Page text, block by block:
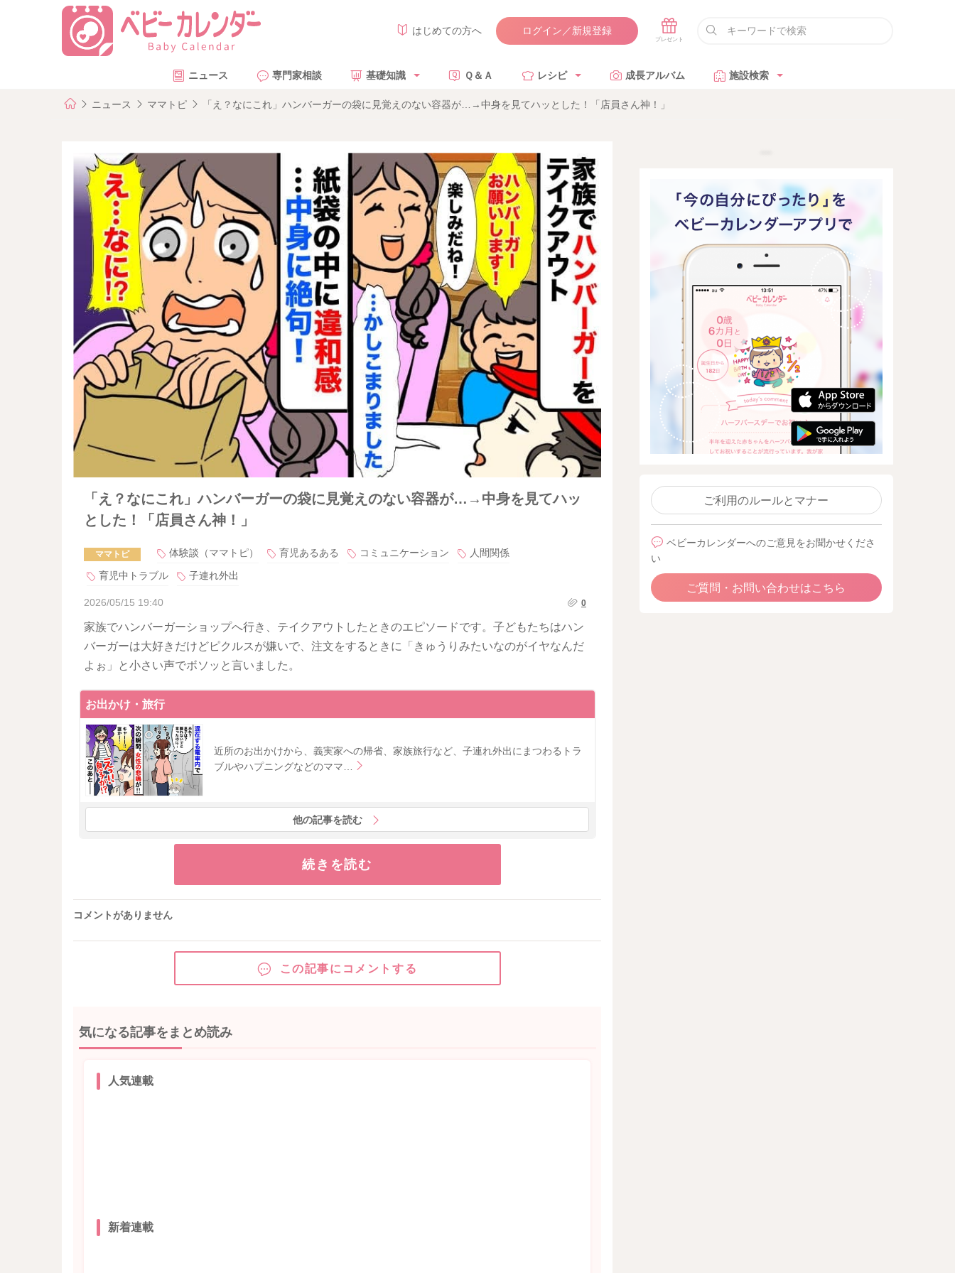
はじめての方へ ログイン／新規登録
ニュース 専門家相談 基礎知識 Ｑ＆Ａ レシピ 成長アルバム 施設検索
ニュース ママトピ 「え？なにこれ」ハンバーガーの袋に見覚えのない容器が…→中身を見てハッとした！「店員さん神！」
「え？なにこれ」ハンバーガーの袋に見覚えのない容器が…→中身を見てハッ
とした！「店員さん神！」
ママトピ 体験談（ママトピ） 育児あるある コミュニケーション
人間関係
育児中トラブル
子連れ外出
2026/05/15 19:40 0
家族でハンバーガーショップへ行き、テイクアウトしたときのエピソードです。子どもたちはハン
バーガーは大好きだけどピクルスが嫌いで、注文をするときに「きゅうりみたいなのがイヤなんだ
よぉ」と小さい声でボソッと言いました。
お出かけ・旅行
近所のお出かけから、義実家への帰省、家族旅行など、子連れ外出にまつわるトラ
ブルやハプニングなどのママ…
他の記事を読む
続きを読む
コメントがありません
この記事にコメントする
気になる記事をまとめ読み
人気連載
新着連載
ご利用のルールとマナー
ベビーカレンダーへのご意見をお聞かせくださ
い
ご質問・お問い合わせはこちら